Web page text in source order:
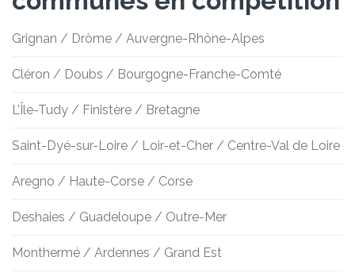
Grignan / Drôme / Auvergne-Rhône-Alpes
Cléron / Doubs / Bourgogne-Franche-Comté
L’Île-Tudy / Finistère / Bretagne
Saint-Dyé-sur-Loire / Loir-et-Cher / Centre-Val de Loire
Aregno / Haute-Corse / Corse
Deshaies / Guadeloupe / Outre-Mer
Monthermé / Ardennes / Grand Est